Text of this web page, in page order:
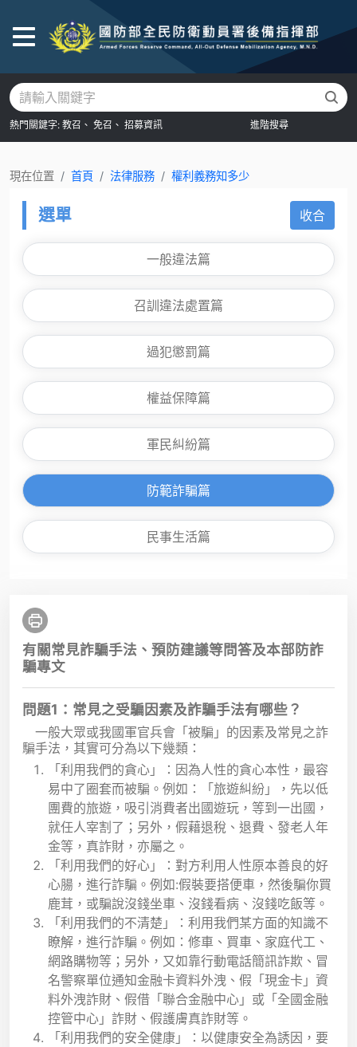
熱門關鍵字: 教召、 免召、 招募資訊 進階搜尋
現在位置 首頁 法律服務 權利義務知多少
選單 收合
一般違法篇
召訓違法處置篇
過犯懲罰篇
權益保障篇
軍民糾紛篇
防範詐騙篇
民事生活篇
有關常見詐騙手法、預防建議等問答及本部防詐
騙專文
問題1：常見之受騙因素及詐騙手法有哪些？
一般大眾或我國軍官兵會「被騙」的因素及常見之詐
騙手法，其實可分為以下幾類：
「利用我們的貪心」：因為人性的貪心本性，最容
易中了圈套而被騙。例如：「旅遊糾紛」，先以低
團費的旅遊，吸引消費者出國遊玩，等到一出國，
就任人宰割了；另外，假藉退稅、退費、發老人年
金等，真詐財，亦屬之。
「利用我們的好心」：對方利用人性原本善良的好
心腸，進行詐騙。例如:假裝要搭便車，然後騙你買
鹿茸，或騙說沒錢坐車、沒錢看病、沒錢吃飯等。
「利用我們的不清楚」：利用我們某方面的知識不
瞭解，進行詐騙。例如：修車、買車、家庭代工、
網路購物等；另外，又如靠行動電話簡訊詐欺、冒
名警察單位通知金融卡資料外洩、假「現金卡」資
料外洩詐財、假借「聯合金融中心」或「全國金融
控管中心」詐財、假護膚真詐財等。
「利用我們的安全健康」：以健康安全為誘因，要